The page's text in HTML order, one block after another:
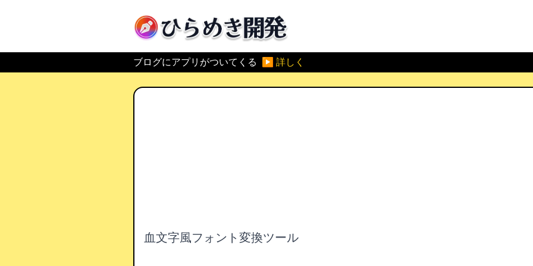
ひらめき開発
ブログにアプリがついてくる ▶ 詳しく
血文字風フォント変換ツール